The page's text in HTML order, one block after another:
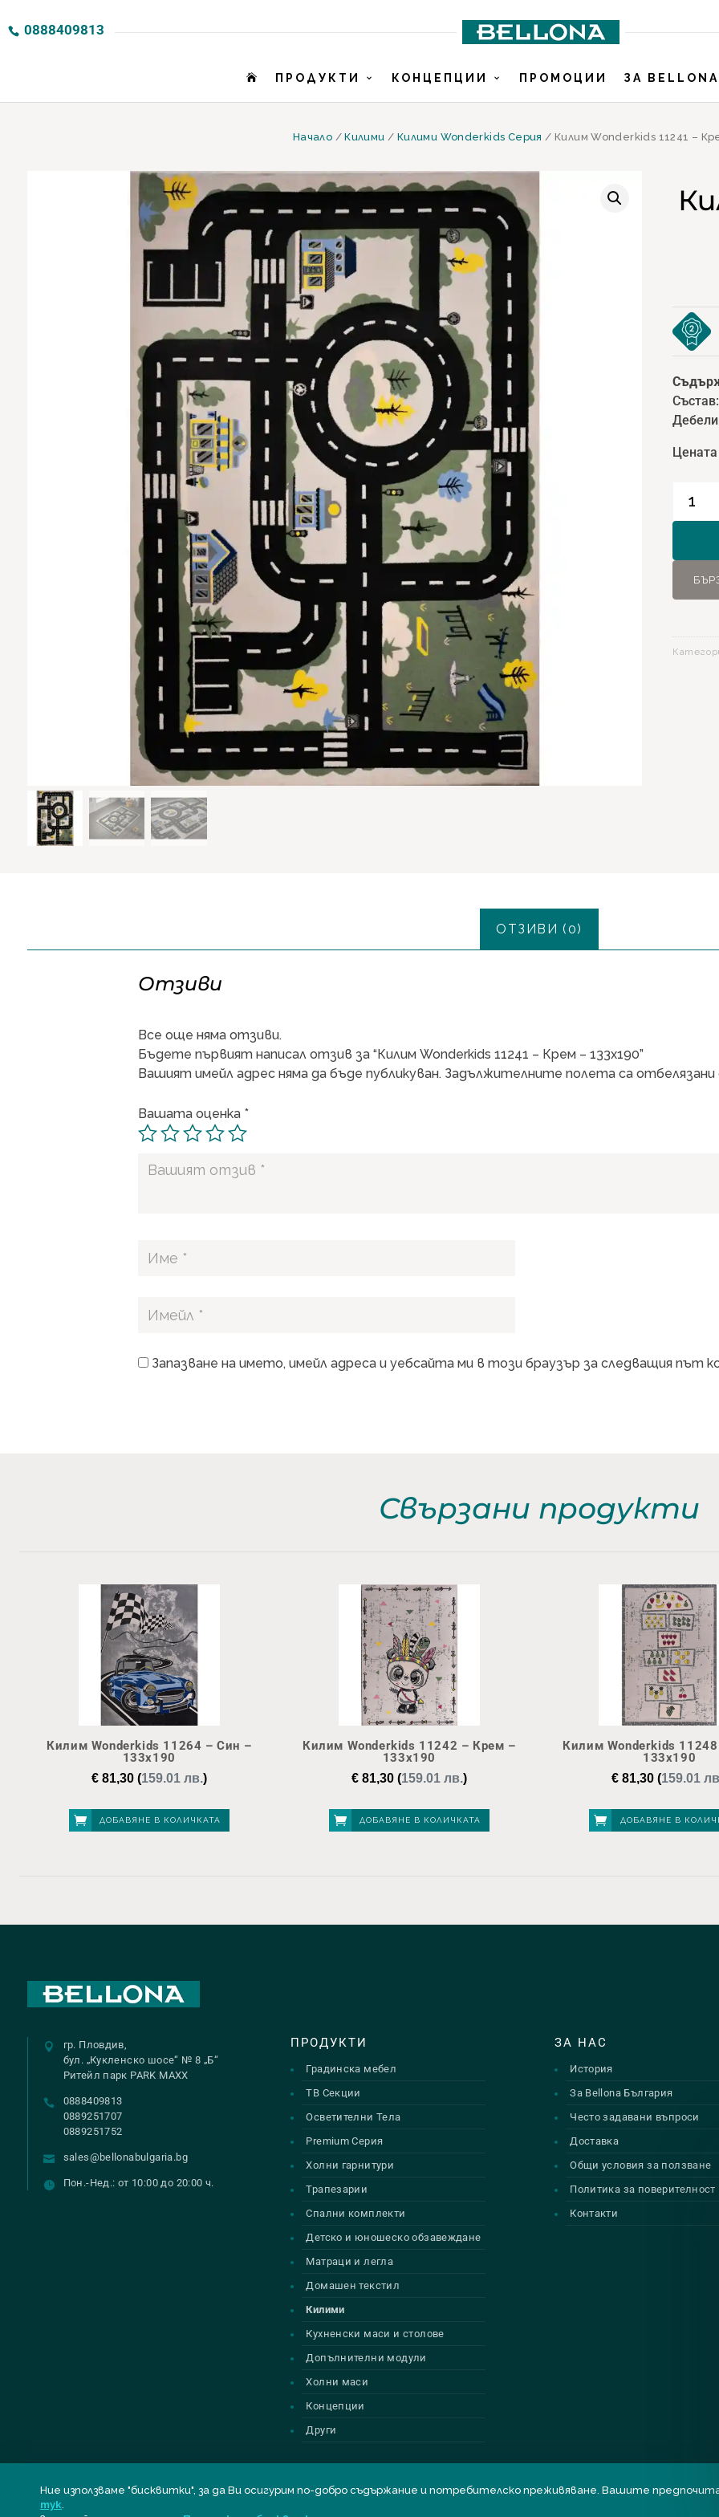
0888409813
 ПРОДУКТИ КОНЦЕПЦИИ ПРОМОЦИИ ЗА BELLONA
Начало /Килими / Килими Wonderkids Серия / Килим Wonderkids 11241 –
Килим
11241
ОТЗИВИ (0)
Отзиви
Все още няма отзиви.
Бъдете първият написал отзив за “Килим Wonderkids 11241 – Крем – 133х190”
Вашият имейл адрес няма да бъде публикуван. Задължителните полета са
Вашата оценка *
Запазване на името, имейл адреса и уебсайта ми в този браузър за следващия път
Свързани продукти
Килим Wonderkids 11264 – Син –
133х190
€81,30(159.01 лв.)
ДОБАВЯНЕ В КОЛИЧКАТА
Килим Wonderkids 11242 – Крем –
133х190
€81,30(159.01 лв.)
ДОБАВЯНЕ В КОЛИЧКАТА
Килим Wonderkids
133х190
€ 81,30 (159.01
ДОБАВЯНЕ В
гр. Пловдив,
бул. „Кукленско шосе“ № 8 „Б“
Ритейл парк PARK MAXX
0888409813
0889251707
0889251752
sales@bellonabulgaria.bg
Пон.-Нед.: от 10:00 до 20:00 ч.
ПРОДУКТИ
Градинска мебел
ТВ Секции
Осветителни Тела
Premium Серия
Холни гарнитури
Трапезарии
Спални комплекти
Детско и юношеско обзавеждане
Матраци и легла
Домашен текстил
Килими
Кухненски маси и столове
Допълнителни модули
Холни маси
Концепции
Други
ЗА НАС
История
За Bellona България
Често задавани въпроси
Доставка
Общи условия за ползване
Политика за поверителност
Контакти
Ние използваме "бисквитки", за да Ви осигурим по-добро съдържание и потребителско преживяване. Вашите
тук.